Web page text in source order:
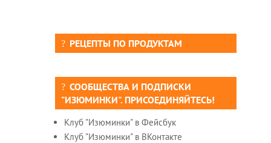
РЕЦЕПТЫ ПО ПРОДУКТАМ
СООБЩЕСТВА И ПОДПИСКИ
"ИЗЮМИНКИ". ПРИСОЕДИНЯЙТЕСЬ!
Клуб "Изюминки" в Фейсбук
Клуб "Изюминки" в ВКонтакте